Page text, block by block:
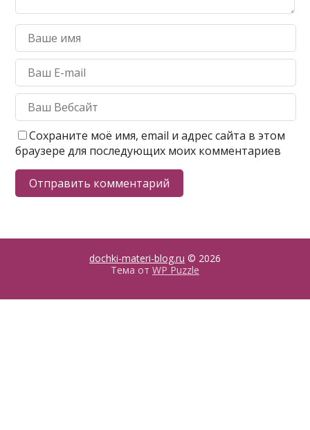
Сохраните моё имя, email и адрес сайта в этом
браузере для последующих моих комментариев
dochki-materi-blog.ru © 2026
Тема от WP Puzzle